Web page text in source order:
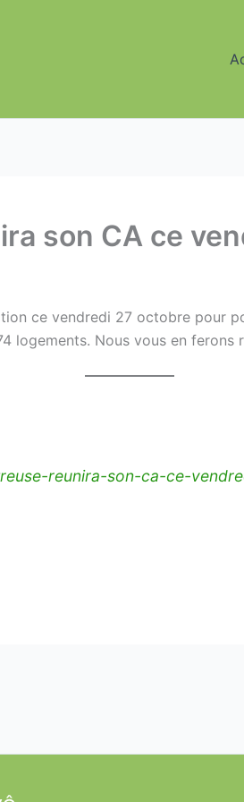
son CA ce
ce vendredi 27 octobre pour
logements. Nous vous en ferons
reunira-son-ca-ce-